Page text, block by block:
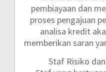
pembiayaan dan
proses pengajuan
analisa kredit
memberikan saran
Staf Risiko